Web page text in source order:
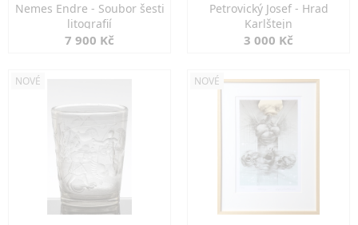
Nemes Endre - Soubor šesti
litografií
7 900 Kč
Petrovický Josef - Hrad
Karlštejn
3 000 Kč
NOVÉ NOVÉ